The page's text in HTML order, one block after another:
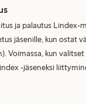
ja palautus Lindex-
jäsenille, kun ostat
Voimassa, kun
-jäseneksi